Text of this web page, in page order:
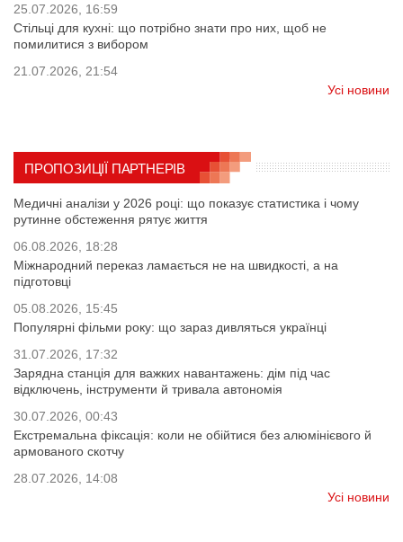
25.07.2026, 16:59
Стільці для кухні: що потрібно знати про них, щоб не
помилитися з вибором
21.07.2026, 21:54
Усі новини
ПРОПОЗИЦІЇ ПАРТНЕРІВ
Медичні аналізи у 2026 році: що показує статистика і чому
рутинне обстеження рятує життя
06.08.2026, 18:28
Міжнародний переказ ламається не на швидкості, а на
підготовці
05.08.2026, 15:45
Популярні фільми року: що зараз дивляться українці
31.07.2026, 17:32
Зарядна станція для важких навантажень: дім під час
відключень, інструменти й тривала автономія
30.07.2026, 00:43
Екстремальна фіксація: коли не обійтися без алюмінієвого й
армованого скотчу
28.07.2026, 14:08
Усі новини